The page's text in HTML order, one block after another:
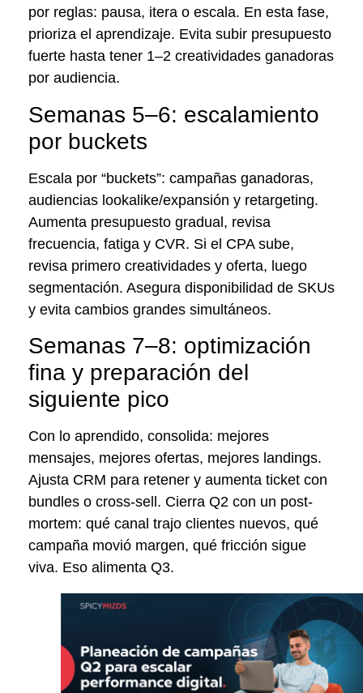
por reglas: pausa, itera o escala. En esta fase,
prioriza el aprendizaje. Evita subir presupuesto
fuerte hasta tener 1–2 creatividades ganadoras
por audiencia.
Semanas 5–6: escalamiento
por buckets
Escala por “buckets”: campañas ganadoras,
audiencias lookalike/expansión y retargeting.
Aumenta presupuesto gradual, revisa
frecuencia, fatiga y CVR. Si el CPA sube,
revisa primero creatividades y oferta, luego
segmentación. Asegura disponibilidad de SKUs
y evita cambios grandes simultáneos.
Semanas 7–8: optimización
fina y preparación del
siguiente pico
Con lo aprendido, consolida: mejores
mensajes, mejores ofertas, mejores landings.
Ajusta CRM para retener y aumenta ticket con
bundles o cross-sell. Cierra Q2 con un post-
mortem: qué canal trajo clientes nuevos, qué
campaña movió margen, qué fricción sigue
viva. Eso alimenta Q3.